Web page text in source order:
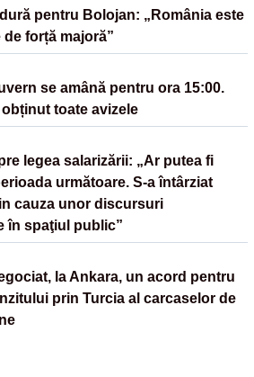
pentru Bolojan: „România este
forță majoră”
se amână pentru ora 15:00.
toate avizele
legea salarizării: „Ar putea fi
următoare. S-a întârziat
cauza unor discursuri
în spaţiul public”
la Ankara, un acord pentru
prin Turcia al carcaselor de